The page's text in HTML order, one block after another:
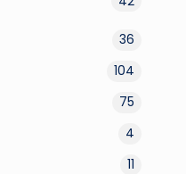
36
104
75
4
11